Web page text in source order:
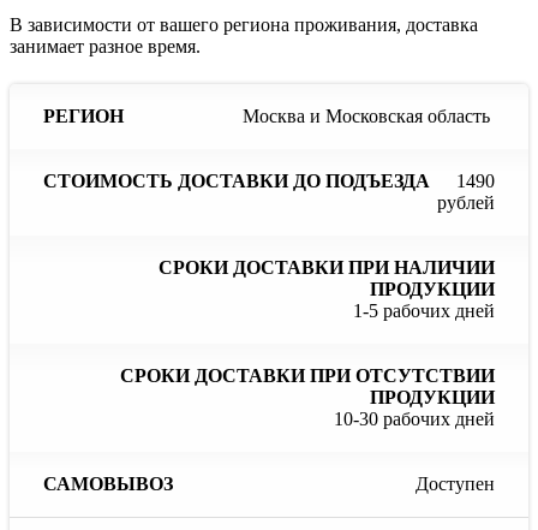
В зависимости от вашего региона проживания, доставка
занимает разное время.
Стоимость
подъезда
Сроки
наличии
продукции
Москва и Московская область
1490
рублей
1-5 рабочих дней
10-30 рабочих дней
Доступен